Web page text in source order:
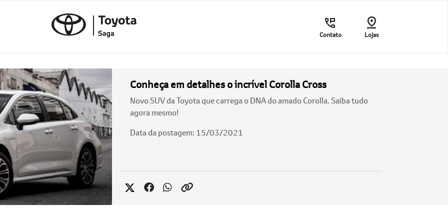
Contato Lojas
Conheça em detalhes o incrível Corolla Cross
Novo SUV da Toyota que carrega o DNA do amado Corolla. Saiba tudo
agora mesmo!
Data da postagem: 15/03/2021